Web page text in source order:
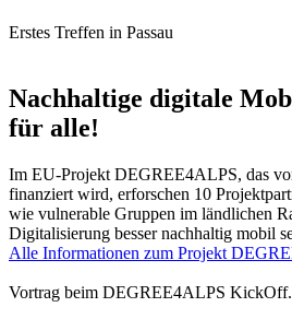
Erstes Treffen in Passau
Nachhaltige digitale
für alle!
Im EU-Projekt DEGREE4ALPS, das
finanziert wird, erforschen 10
wie vulnerable Gruppen im ländlichen
Digitalisierung besser nachhaltig mobil
Alle Informationen zum Projekt
Vortrag beim DEGREE4ALPS KickOff.